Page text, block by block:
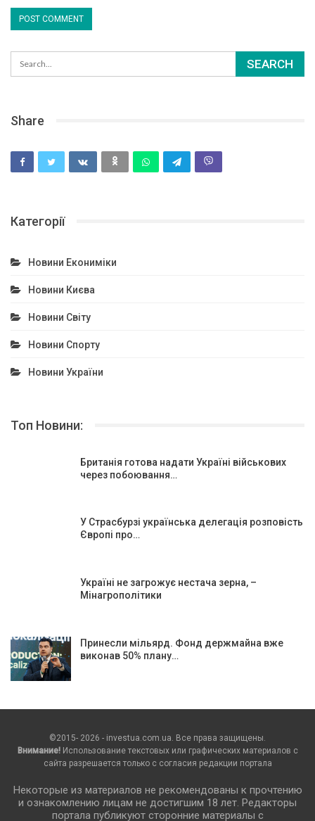
Share
Категорії
Новини Екониміки
Новини Києва
Новини Світу
Новини Спорту
Новини України
Топ Новини:
Британія готова надати Україні військових
через побоювання…
У Страсбурзі українська делегація розповість
Європі про…
Україні не загрожує нестача зерна, –
Мінагрополітики
Принесли мільярд. Фонд держмайна вже
виконав 50% плану…
©2015- 2026 - investua.com.ua. Все права защищены.
Внимание!Использование текстовых или графических материалов с
сайта разрешается только c согласия редакции портала
Некоторые из материалов не рекомендованы к прочтению
и ознакомлению лицам не достигшим 18 лет. Редакторы
портала публикуют сторонние материалы с